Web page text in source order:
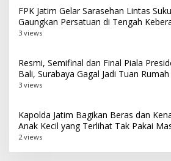
FPK Jatim Gelar Sarasehan Lintas
Gaungkan Persatuan di Tengah
3 views
Resmi, Semifinal dan Final Piala
Bali, Surabaya Gagal Jadi Tuan
3 views
Kapolda Jatim Bagikan Beras dan
Anak Kecil yang Terlihat Tak Pakai
2 views